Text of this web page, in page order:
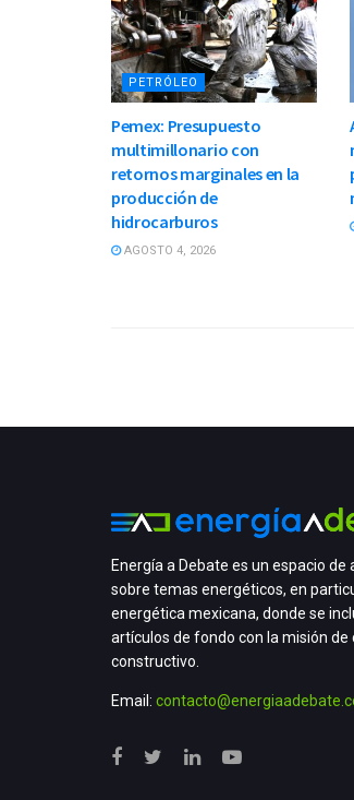
PETRÓLEO
Pemex: Presupuesto
multimillonario con
retornos marginales en la
producción de
hidrocarburos
AGOSTO 4, 2026
Energía a Debate es un espacio de
sobre temas energéticos, en
energética mexicana, donde se
artículos de fondo con la misión
constructivo.
Email: